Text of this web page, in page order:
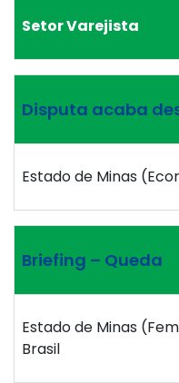
Setor Varejista
Disputa acaba
Estado de Minas
Briefing – Queda
Estado de Minas
Brasil